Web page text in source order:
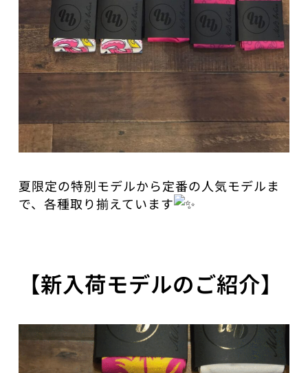
夏限定の特別モデルから定番の人気モデルま
で、各種取り揃えています
【新入荷モデルのご紹介】